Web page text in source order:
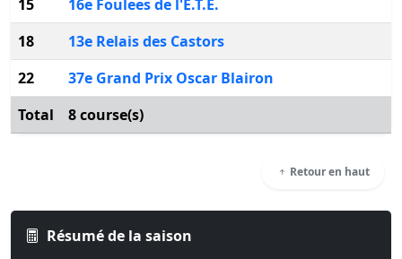
15
16e Foulees de l'E.T.E.
18
13e Relais des Castors
22
37e Grand Prix Oscar Blairon
Total
8 course(s)
Retour en haut
Résumé de la saison